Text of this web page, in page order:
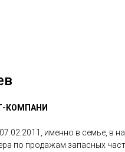
КОМПАНИ
именно в семье, в
по продажам запасных